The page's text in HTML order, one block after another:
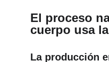
El proceso
cuerpo usa
La producción